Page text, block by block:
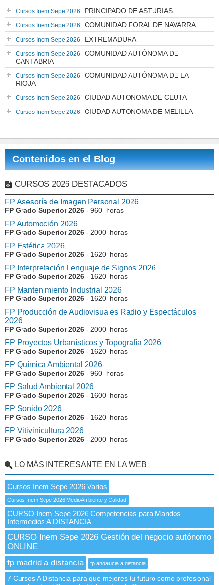
Cursos Inem Sepe 2026 PRINCIPADO DE ASTURIAS
Cursos Inem Sepe 2026 COMUNIDAD FORAL DE NAVARRA
Cursos Inem Sepe 2026 EXTREMADURA
Cursos Inem Sepe 2026
COMUNIDAD AUTÓNOMA DE
CANTABRIA
Cursos Inem Sepe 2026
COMUNIDAD AUTÓNOMA DE LA
RIOJA
Cursos Inem Sepe 2026 CIUDAD AUTONOMA DE CEUTA
Cursos Inem Sepe 2026 CIUDAD AUTONOMA DE MELILLA
Contenidos en el Blog
CURSOS 2026 DESTACADOS
FP Asesoría de Imagen Personal 2026
FP Grado Superior 2026 - 960 horas
FP Automoción 2026
FP Grado Superior 2026 - 2000 horas
FP Estética 2026
FP Grado Superior 2026 - 1620 horas
FP Interpretación Lenguaje de Signos 2026
FP Grado Superior 2026 - 1620 horas
FP Mantenimiento Industrial 2026
FP Grado Superior 2026 - 1620 horas
FP Producción de Audiovisuales Radio y Espectáculos
2026
FP Grado Superior 2026 - 2000 horas
FP Proyectos Urbanísticos y Topografía 2026
FP Grado Superior 2026 - 1620 horas
FP Química Ambiental 2026
FP Grado Superior 2026 - 960 horas
FP Salud Ambiental 2026
FP Grado Superior 2026 - 1600 horas
FP Sonido 2026
FP Grado Superior 2026 - 1620 horas
FP Vitivinicultura 2026
FP Grado Superior 2026 - 2000 horas
LO MÁS INTERESANTE EN LA WEB
Cursos Inem Sepe 2026 Varios
Cursos Inem Sepe 2026 MedioAmbiente y Calidad
CURSO Inem Sepe 2026 Competencias para Mandos
Intermedios A DISTANCIA
CURSO Inem Sepe 2026 Gestión del negocio autónomo
ONLINE
fp madrid a distancia
fp andalucia a distancia
7 Cursos A Distancia para que mejores tu futuro como profesional